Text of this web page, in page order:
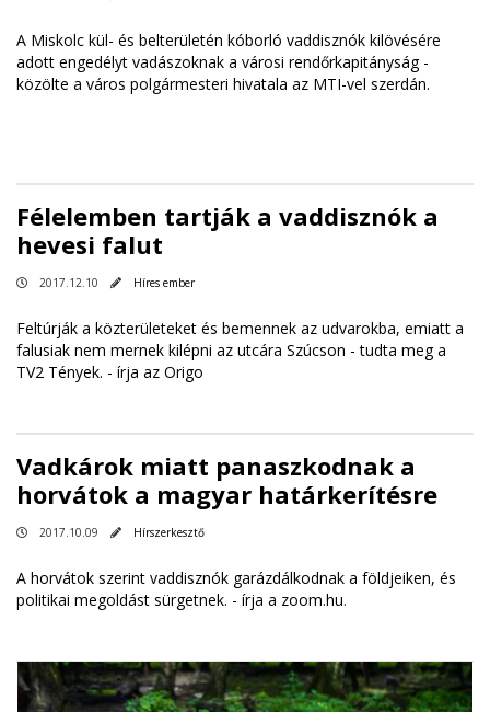
A Miskolc kül- és belterületén kóborló vaddisznók kilövésére
adott engedélyt vadászoknak a városi rendőrkapitányság -
közölte a város polgármesteri hivatala az MTI-vel szerdán.
Félelemben tartják a vaddisznók a
hevesi falut
2017.12.10 Híres ember
Feltúrják a közterületeket és bemennek az udvarokba, emiatt a
falusiak nem mernek kilépni az utcára Szúcson - tudta meg a
TV2 Tények. - írja az Origo
Vadkárok miatt panaszkodnak a
horvátok a magyar határkerítésre
2017.10.09 Hírszerkesztő
A horvátok szerint vaddisznók garázdálkodnak a földjeiken, és
politikai megoldást sürgetnek. - írja a zoom.hu.